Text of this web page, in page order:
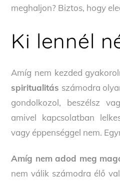
meghaljon? Biztos, hogy
Ki lennél
Amíg nem kezded
spiritualitás számodra
gondolkozol, beszélsz
amivel kapcsolatban
vagy éppenséggel nem.
Amíg nem adod meg
nem válik számodra élő